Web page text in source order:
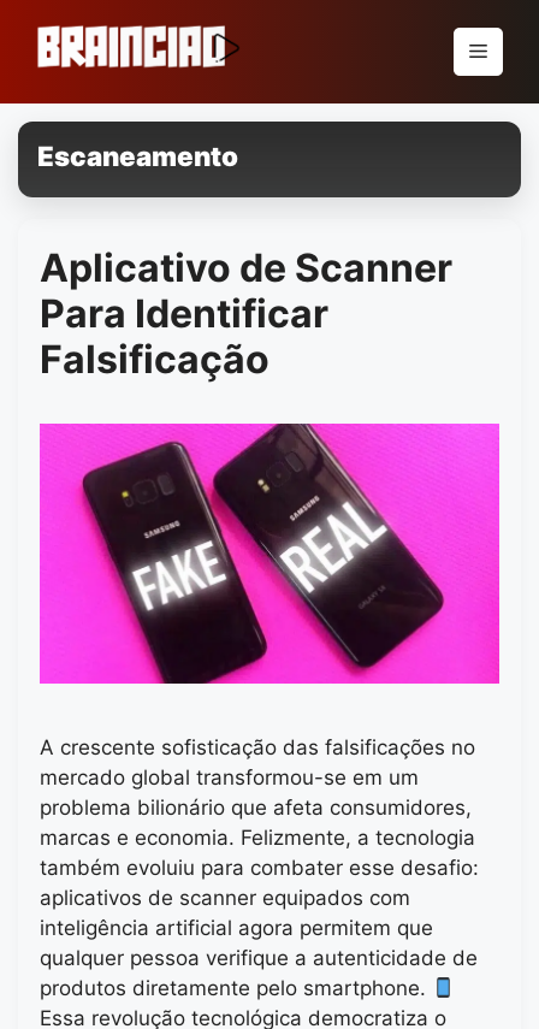
conteúdo
Menu
Escaneamento
Aplicativo de Scanner
Para Identificar
Falsificação
A crescente sofisticação das falsificações no
mercado global transformou-se em um
problema bilionário que afeta consumidores,
marcas e economia. Felizmente, a tecnologia
também evoluiu para combater esse desafio:
aplicativos de scanner equipados com
inteligência artificial agora permitem que
qualquer pessoa verifique a autenticidade de
produtos diretamente pelo smartphone.
Essa revolução tecnológica democratiza o